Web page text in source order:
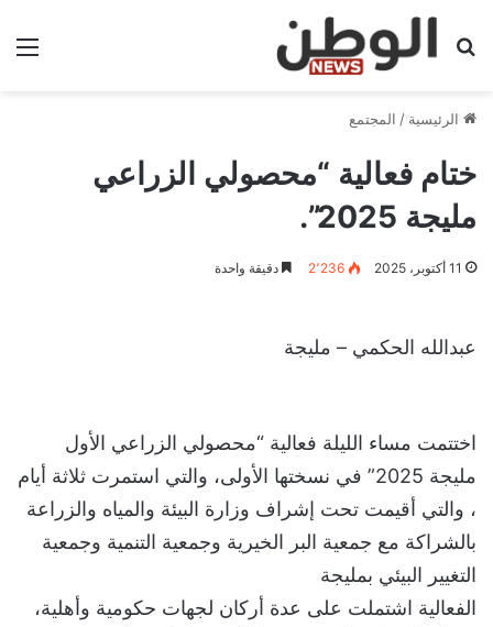
بحث عن
الرئيسية / المجتمع
ختام فعالية “محصولي الزراعي
مليجة 2025”.
11 أكتوبر، 2025 2٬236 دقيقة واحدة
عبدالله الحكمي – مليجة
اختتمت مساء الليلة فعالية “محصولي الزراعي الأول
مليجة 2025” في نسختها الأولى، والتي استمرت ثلاثة أيام
، والتي أقيمت تحت إشراف وزارة البيئة والمياه والزراعة
بالشراكة مع جمعية البر الخيرية وجمعية التنمية وجمعية
التغيير البيئي بمليجة
الفعالية اشتملت على عدة أركان لجهات حكومية وأهلية،